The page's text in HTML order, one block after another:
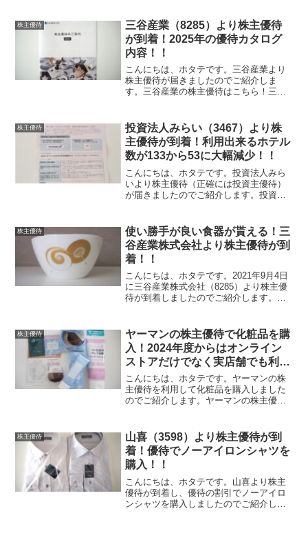
スイートです。シナノスイートはその名
の通り長野県で開発された...
株主優待
三谷産業（8285）より株主優待
が到着！2025年の優待カタログ
内容！！
こんにちは、ホタテです。三谷産業より
株主優待が届きましたのでご紹介しま
す。三谷産業の株主優待はこちら！三谷
なります。保有株式数に応じて、下記の
金額相当の優待品を選択出来...
株主優待
投資法人みらい（3467）より株
主優待が到着！利用出来るホテル
数が133から53に大幅減少！！
こんにちは、ホタテです。投資法人みら
いより株主優待（正確には投資主優待）
が届きましたのでご紹介します。投資法
引です。本ブログでは便宜的に株主優待
と言う言葉も使用していま...
株主優待
使い勝手が良い食器が貰える！三
谷産業株式会社より株主優待が到
着！！
こんにちは、ホタテです。2021年9月4日
に三谷産業株式会社（8285）より株主優
待が到着しましたのでご紹介します。三
（11cm）になります。写真では大きさは
分かり...
株主優待
ヤーマンの株主優待で化粧品を購
入！2024年度からはオンライン
ストアだけでなく実店舗でも利用
可能に！！
こんにちは、ホタテです。ヤーマンの株
主優待を利用して化粧品を購入しました
のでご紹介します。ヤーマンの株主優待
ミネラル クールコンフォートコフレ
7,600円プロ・業務用...
株主優待
山喜（3598）より株主優待が到
着！優待でノーアイロンシャツを
購入！！
こんにちは、ホタテです。山喜より株主
優待が到着し、優待の割引でノーアイロ
ンシャツを購入しましたのでご紹介しま